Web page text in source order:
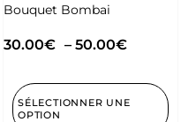
Bouquet Bombai
30.00€ – 50.00€
SÉLECTIONNER UNE
OPTION